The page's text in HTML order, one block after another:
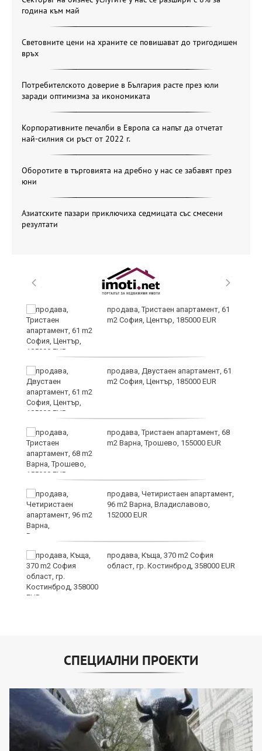
година към май
Световните цени на храните се повишават до тригодишен
връх
Потребителското доверие в България расте през юли
заради оптимизма за икономиката
Корпоративните печалби в Европа са напът да отчетат
най-силния си ръст от 2022 г.
Оборотите в търговията на дребно у нас се забавят през
юни
Азиатските пазари приключиха седмицата със смесени
резултати
продава, Тристаен апартамент, 61
m2 София, Център, 185000 EUR
продава, Двустаен апартамент, 61
m2 София, Център, 185000 EUR
продава, Тристаен апартамент, 68
m2 Варна, Трошево, 155000 EUR
продава, Четиристаен апартамент,
96 m2 Варна, Владиславово,
152000 EUR
продава, Къща, 370 m2 София
област, гр. Костинброд, 358000 EUR
СПЕЦИАЛНИ ПРОЕКТИ